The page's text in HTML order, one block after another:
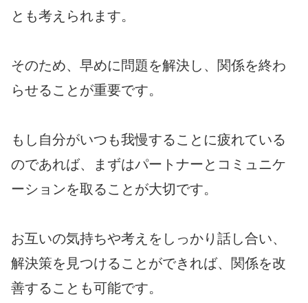
とも考えられます。
そのため、早めに問題を解決し、関係を終わ
らせることが重要です。
もし自分がいつも我慢することに疲れている
のであれば、まずはパートナーとコミュニケ
ーションを取ることが大切です。
お互いの気持ちや考えをしっかり話し合い、
解決策を見つけることができれば、関係を改
善することも可能です。